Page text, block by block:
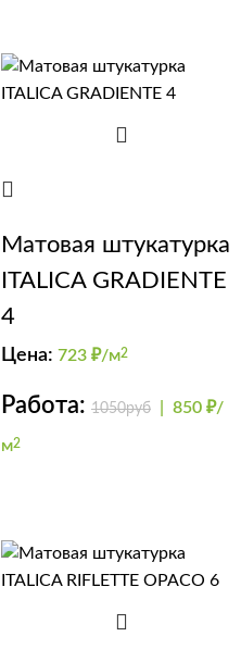
Матовая штукатурка
ITALICA GRADIENTE
4
Цена: 723 ₽/м2
Работа: 1050руб 850 ₽/
м2